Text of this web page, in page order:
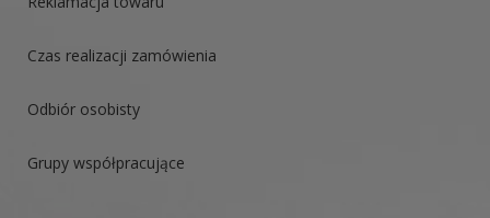
Czas realizacji zamówienia
Odbiór osobisty
Grupy współpracujące